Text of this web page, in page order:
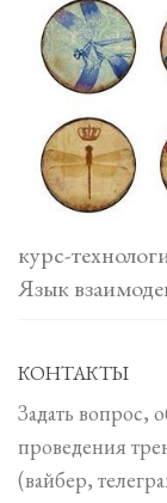
курс-
Язык
КОНТАКТЫ
Задать вопрос,
проведения
(вайбер,